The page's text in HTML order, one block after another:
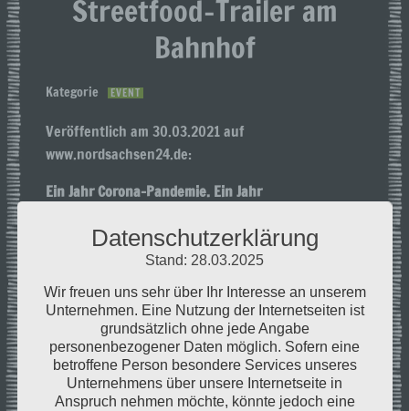
Streetfood-Trailer am
Bahnhof
Kategorie EVENT
Veröffentlich am 30.03.2021 auf
www.nordsachsen24.de:
Ein Jahr Corona-Pandemie. Ein Jahr
Ladenschließungen und kein Ende in Sicht. So
mancher Unternehmer hat keine Kraft, keine Lust
oder schlicht kein Geld mehr. Aber es gibt auch die
Gegenbeispiele: Lars Feierabend beispielsweise. Der
Koch eröffnet mitten in der Pandemie seine
„Cocina Latino“. Ein Street-Food-Anhänger, in dem
er lateinamerikanische Speisen zubereitet und sie
zum Mitnehmen anbietet.
Datenschutzerklärung
Stand: 28.03.2025
Wir freuen uns sehr über Ihr Interesse an unserem
Unternehmen. Eine Nutzung der Internetseiten ist
grundsätzlich ohne jede Angabe
personenbezogener Daten möglich. Sofern eine
betroffene Person besondere Services unseres
Unternehmens über unsere Internetseite in
Anspruch nehmen möchte, könnte jedoch eine